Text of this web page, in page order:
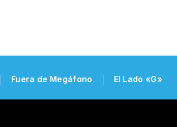
Fuera de Megáfono El Lado «G»